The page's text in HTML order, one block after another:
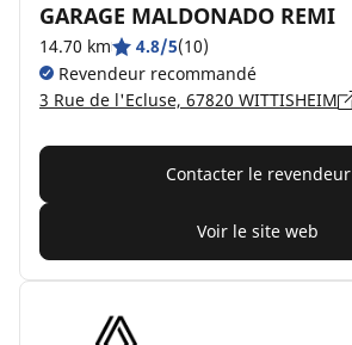
GARAGE MALDONADO REMI
14.70 km 4.8/5(10)
Revendeur recommandé
3 Rue de l'Ecluse, 67820 WITTISHEIM
Contacter le revendeur
Voir le site web